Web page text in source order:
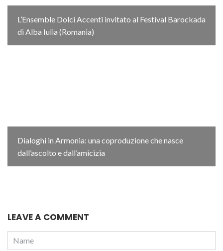
L’Ensemble Dolci Accenti invitato al Festival Barockada
di Alba Iulia (Romania)
Dialoghi in Armonia: una coproduzione che nasce
dall’ascolto e dall’amicizia
LEAVE A COMMENT